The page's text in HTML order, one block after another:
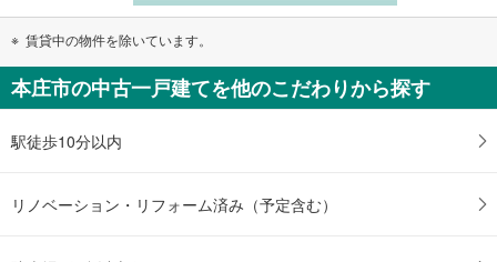
賃貸中の物件を除いています。
本庄市の中古一戸建てを他のこだわりから探す
駅徒歩10分以内
リノベーション・リフォーム済み（予定含む）